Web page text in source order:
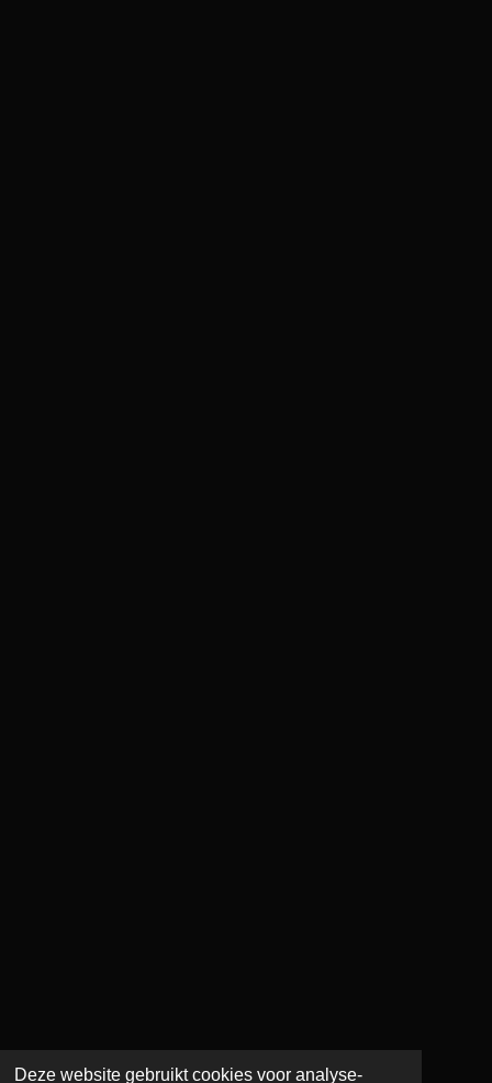
Deze website gebruikt cookies voor analyse-